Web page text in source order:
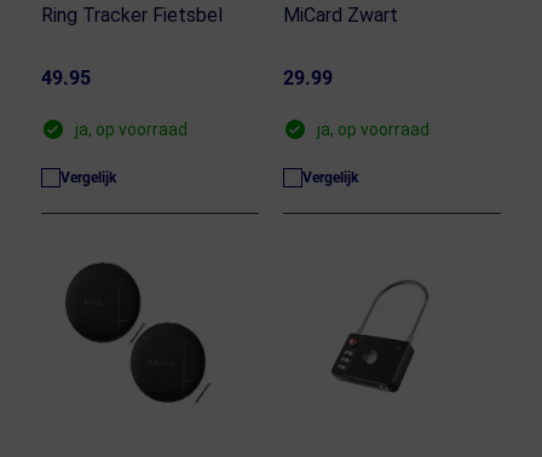
Ring Tracker Fietsbel
49.95
ja, op voorraad
Vergelijk
MiCard Zwart
29.99
ja, op voorraad
Vergelijk